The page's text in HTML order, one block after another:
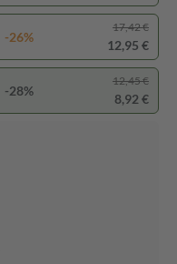
-26%
17,42 €
12,95 €
-28%
12,45 €
8,92 €